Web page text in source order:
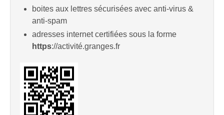
boites aux lettres sécurisées avec anti-virus &
anti-spam
adresses internet certifiées sous la forme
https://activité.granges.fr